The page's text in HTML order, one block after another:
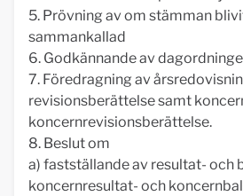
5. Prövning av om stämman
sammankallad
6. Godkännande av
7. Föredragning av
revisionsberättelse samt
koncernrevisionsberättelse.
8. Beslut om
a) fastställande av resultat- och
koncernresultat- och